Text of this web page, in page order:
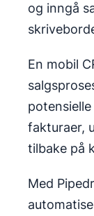
og inngå
En mobil
fakturaer,
tilbake på
Med